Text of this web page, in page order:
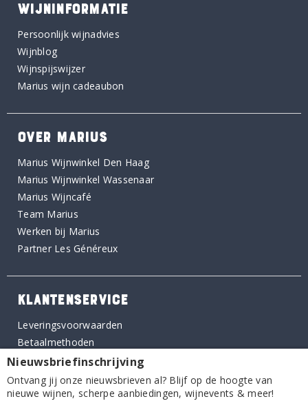
WIJNINFORMATIE
Persoonlijk wijnadvies
Wijnblog
Wijnspijswijzer
Marius wijn cadeaubon
OVER MARIUS
Marius Wijnwinkel Den Haag
Marius Wijnwinkel Wassenaar
Marius Wijncafé
Team Marius
Werken bij Marius
Partner Les Généreux
KLANTENSERVICE
Leveringsvoorwaarden
Betaalmethoden
Veelgestelde vragen
Privacybeleid
Nieuwsbriefinschrijving
Ontvang jij onze nieuwsbrieven al? Blijf op de hoogte van
nieuwe wijnen, scherpe aanbiedingen, wijnevents & meer!